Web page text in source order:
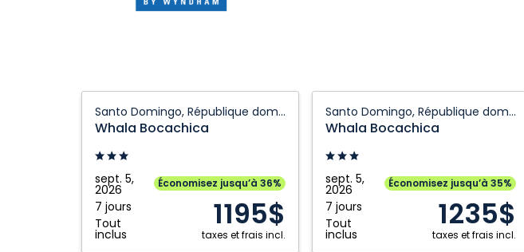
Santo Domingo, République dominicaine
Whala Bocachica
sept. 5,
2026
7 jours
Tout
inclus
Économisez jusqu’à 36%
1195$
taxes et frais incl.
Bocachica:
Santo
Domingo,
République
dominicaine
Santo Domingo, République dominicaine
Whala Bocachica
sept. 5,
2026
7 jours
Tout
inclus
Économisez jusqu’à 35%
1235$
taxes et frais incl.
Bocachica:
Santo
Domingo,
République
dominicaine